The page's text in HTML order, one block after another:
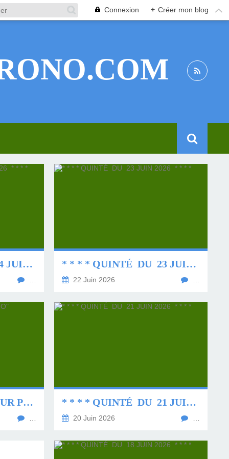
Connexion + Créer mon blog
* * * * QUINTÉ DU 24 JUIN 2026 * * * * * * * * QUINTÉ DU 23 JUIN 2026 * * * *
22 Juin 2026
"UN CHEVAL PAR JOUR PRONO" (PROMOTION 1+1) * * * * QUINTÉ DU 21 JUIN 2026 * * * *
20 Juin 2026